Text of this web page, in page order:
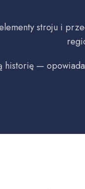
stroju i
historię —